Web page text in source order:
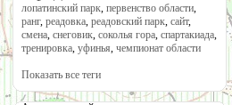
лопатинский парк, первенство области,
ранг, реадовка, реадовский парк, сайт,
смена, снеговик, соколья гора, спартакиада,
тренировка, уфинья, чемпионат области
Показать все теги